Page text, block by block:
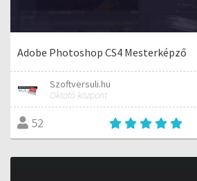
Adobe Photoshop CS4 Mesterképző
Szoftversuli.hu
Oktató központ
52